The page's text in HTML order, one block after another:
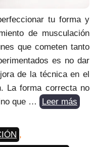
tu forma y
de musculación
que cometen tanto
es no dar
de la técnica en el
La forma correcta no
que …
Leer más
,